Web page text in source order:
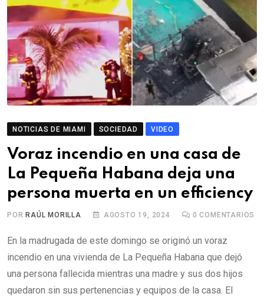
NOTICIAS DE MIAMI SOCIEDAD VIDEO
Voraz incendio en una casa de
La Pequeña Habana deja una
persona muerta en un efficiency
PORRAÚL MORILLA AGOSTO 19, 2024 0 COMENTARIOS
En la madrugada de este domingo se originó un voraz
incendio en una vivienda de La Pequeña Habana que dejó
una persona fallecida mientras una madre y sus dos hijos
quedaron sin sus pertenencias y equipos de la casa. El